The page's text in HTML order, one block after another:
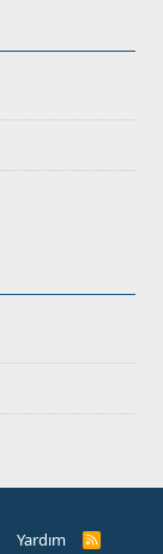
Yardım
R